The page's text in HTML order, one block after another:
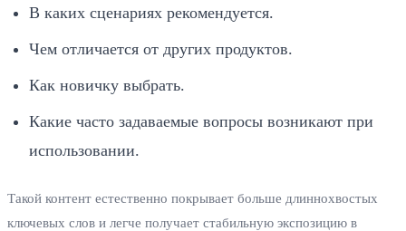
В каких сценариях рекомендуется.
Чем отличается от других продуктов.
Как новичку выбрать.
Какие часто задаваемые вопросы возникают при
использовании.
Такой контент естественно покрывает больше длиннохвостых
ключевых слов и легче получает стабильную экспозицию в